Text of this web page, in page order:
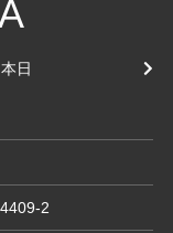
本日
2